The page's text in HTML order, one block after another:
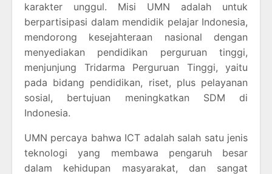
karakter unggul. Misi UMN adalah untuk
berpartisipasi dalam mendidik pelajar Indonesia,
mendorong kesejahteraan nasional dengan
menyediakan pendidikan perguruan tinggi,
menjunjung Tridarma Perguruan Tinggi, yaitu
pada bidang pendidikan, riset, plus pelayanan
sosial, bertujuan meningkatkan SDM di
Indonesia.
UMN percaya bahwa ICT adalah salah satu jenis
teknologi yang membawa pengaruh besar
dalam kehidupan masyarakat, dan sangat